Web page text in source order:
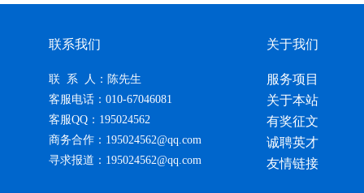
联系我们
联 系 人：陈先生
客服电话：010-67046081
客服QQ：195024562
商务合作：195024562@qq.com
寻求报道：195024562@qq.com
关于我们
服务项目
关于本站
有奖征文
诚聘英才
友情链接